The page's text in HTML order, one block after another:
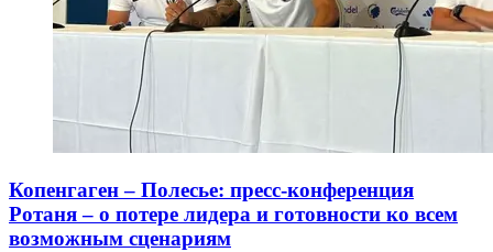
Копенгаген – Полесье: пресс-конференция
Ротаня – о потере лидера и готовности ко всем
возможным сценариям